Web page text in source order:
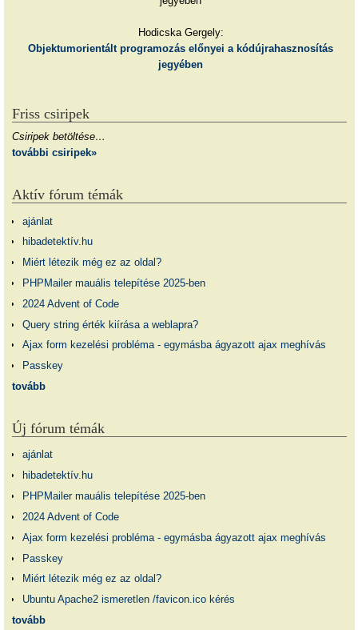
Hodicska Gergely:
Objektumorientált programozás előnyei a kódújrahasznosítás
jegyében
Friss csiripek
Csiripek betöltése…
további csiripek»
Aktív fórum témák
ajánlat
hibadetektív.hu
Miért létezik még ez az oldal?
PHPMailer mauális telepítése 2025-ben
2024 Advent of Code
Query string érték kiírása a weblapra?
Ajax form kezelési probléma - egymásba ágyazott ajax meghívás
Passkey
tovább
Új fórum témák
ajánlat
hibadetektív.hu
PHPMailer mauális telepítése 2025-ben
2024 Advent of Code
Ajax form kezelési probléma - egymásba ágyazott ajax meghívás
Passkey
Miért létezik még ez az oldal?
Ubuntu Apache2 ismeretlen /favicon.ico kérés
tovább